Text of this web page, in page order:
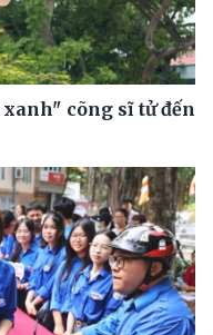
cõng sĩ tử đến